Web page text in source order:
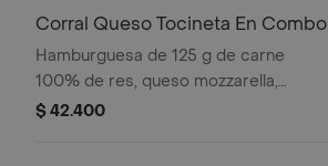
Corral Queso Tocineta En Combo
Hamburguesa de 125 g de carne
100% de res, queso mozzarella,
tocineta, tomate en rodajas, cebolla
$ 42.400